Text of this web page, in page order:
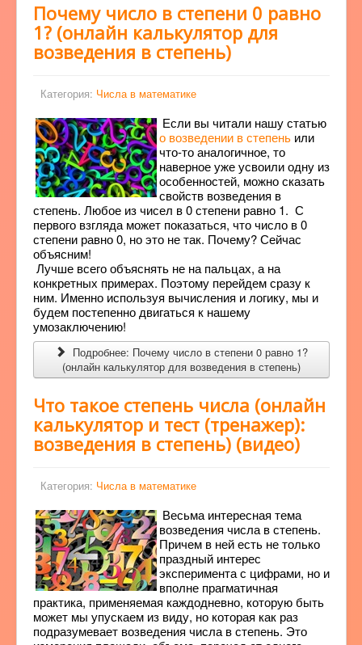
Почему число в степени 0 равно
1? (онлайн калькулятор для
возведения в степень)
Категория: Числа в математике
Если вы читали нашу статью
о возведении в степень или
что-то аналогичное, то
наверное уже усвоили одну из
особенностей, можно сказать
свойств возведения в
степень. Любое из чисел в 0 степени равно 1. С
первого взгляда может показаться, что число в 0
степени равно 0, но это не так. Почему? Сейчас
объясним!
Лучше всего объяснять не на пальцах, а на
конкретных примерах. Поэтому перейдем сразу к
ним. Именно используя вычисления и логику, мы и
будем постепенно двигаться к нашему
умозаключению!
Подробнее: Почему число в степени 0 равно 1?
(онлайн калькулятор для возведения в степень)
Что такое степень числа (онлайн
калькулятор и тест (тренажер):
возведения в степень) (видео)
Категория: Числа в математике
Весьма интересная тема
возведения числа в степень.
Причем в ней есть не только
праздный интерес
эксперимента с цифрами, но и
вполне прагматичная
практика, применяемая каждодневно, которую быть
может мы упускаем из виду, но которая как раз
подразумевает возведения числа в степень. Это